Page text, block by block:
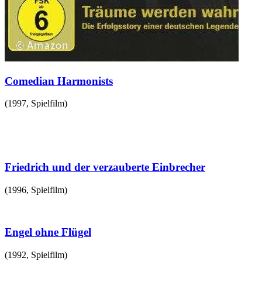
Comedian Harmonists
(1997, Spielfilm)
Friedrich und der verzauberte Einbrecher
(1996, Spielfilm)
Engel ohne Flügel
(1992, Spielfilm)